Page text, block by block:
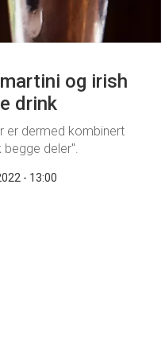
og irish
drink
er dermed kombinert
begge deler".
- 13:00